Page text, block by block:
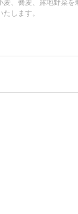
します。